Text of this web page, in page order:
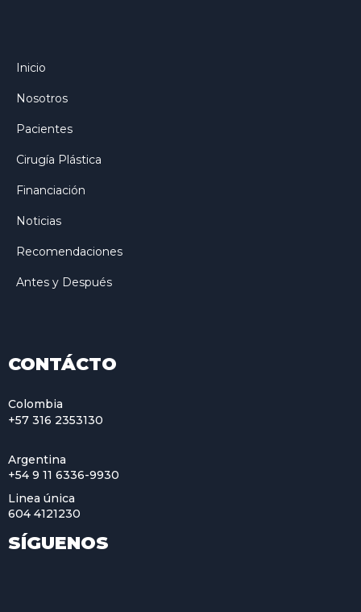
Inicio
Nosotros
Pacientes
Cirugía Plástica
Financiación
Noticias
Recomendaciones
Antes y Después
CONTÁCTO
Colombia
+57 316 2353130
Argentina
+54 9 11 6336-9930
Linea única
604 4121230
SÍGUENOS